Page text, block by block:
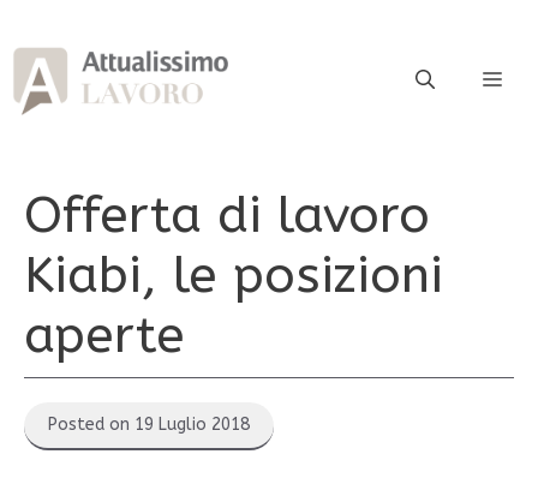
al
contenuto
Offerta di lavoro
Kiabi, le posizioni
aperte
Posted on 19 Luglio 2018